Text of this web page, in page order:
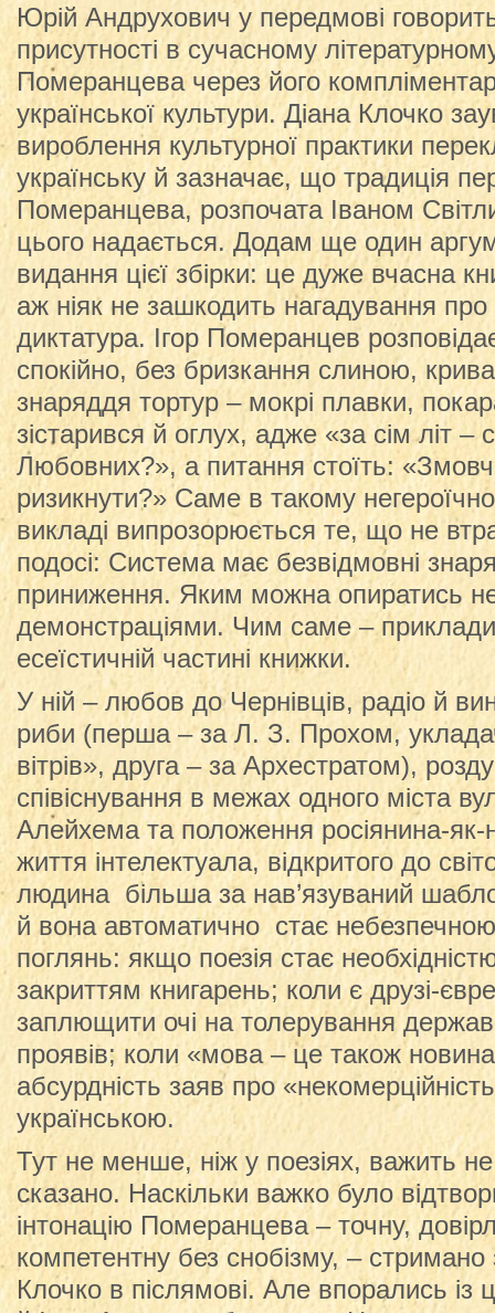
Юрій Андрухович у передмові
присутності в сучасному
Померанцева через його
української культури. Діана Клочко
вироблення культурної практики
українську й зазначає, що традиція
Померанцева, розпочата Іваном
цього надається. Додам ще один
видання цієї збірки: це дуже вчасна
аж ніяк не зашкодить нагадування
диктатура. Ігор Померанцев
спокійно, без бризкання слиною,
знаряддя тортур – мокрі плавки,
зістарився й оглух, адже «за сім літ –
Любовних?», а питання стоїть:
ризикнути?» Саме в такому
викладі випрозорюється те, що не
подосі: Система має безвідмовні
приниження. Яким можна опиратись
демонстраціями. Чим саме – приклади
есеїстичній частині книжки.
У ній – любов до Чернівців, радіо й
риби (перша – за Л. З. Прохом,
вітрів», друга – за Архестратом),
співіснування в межах одного міста
Алейхема та положення росіянина-
життя інтелектуала, відкритого до
людина більша за нав’язуваний
й вона автоматично стає
поглянь: якщо поезія стає
закриттям книгарень; коли є друзі-
заплющити очі на толерування
проявів; коли «мова – це також
абсурдність заяв про
українською.
Тут не менше, ніж у поезіях, важить
сказано. Наскільки важко було
інтонацію Померанцева – точну,
компетентну без снобізму, – стримано
Клочко в післямові. Але впорались із